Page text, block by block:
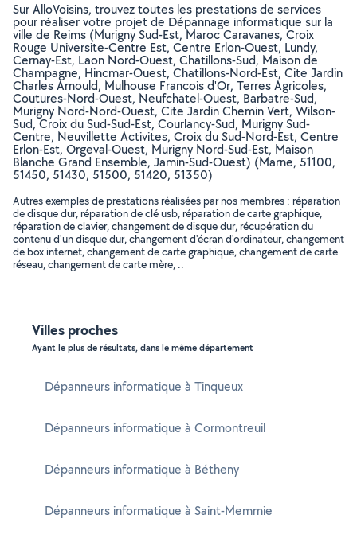
Sur AlloVoisins, trouvez toutes les prestations de services
pour réaliser votre projet de Dépannage informatique sur la
ville de Reims (Murigny Sud-Est, Maroc Caravanes, Croix
Rouge Universite-Centre Est, Centre Erlon-Ouest, Lundy,
Cernay-Est, Laon Nord-Ouest, Chatillons-Sud, Maison de
Champagne, Hincmar-Ouest, Chatillons-Nord-Est, Cite Jardin
Charles Arnould, Mulhouse Francois d'Or, Terres Agricoles,
Coutures-Nord-Ouest, Neufchatel-Ouest, Barbatre-Sud,
Murigny Nord-Nord-Ouest, Cite Jardin Chemin Vert, Wilson-
Sud, Croix du Sud-Sud-Est, Courlancy-Sud, Murigny Sud-
Centre, Neuvillette Activites, Croix du Sud-Nord-Est, Centre
Erlon-Est, Orgeval-Ouest, Murigny Nord-Sud-Est, Maison
Blanche Grand Ensemble, Jamin-Sud-Ouest) (Marne, 51100,
51450, 51430, 51500, 51420, 51350)
Autres exemples de prestations réalisées par nos membres : réparation
de disque dur, réparation de clé usb, réparation de carte graphique,
réparation de clavier, changement de disque dur, récupération du
contenu d'un disque dur, changement d'écran d'ordinateur, changement
de box internet, changement de carte graphique, changement de carte
réseau, changement de carte mère, ..
Villes proches
Ayant le plus de résultats, dans le même département
Dépanneurs informatique à Tinqueux
Dépanneurs informatique à Cormontreuil
Dépanneurs informatique à Bétheny
Dépanneurs informatique à Saint-Memmie